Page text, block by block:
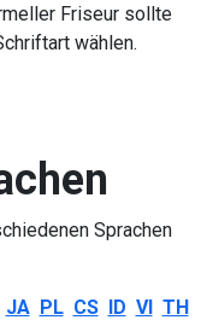
Friseur sollte
wählen.
Sprachen
JA PL CS ID VI TH